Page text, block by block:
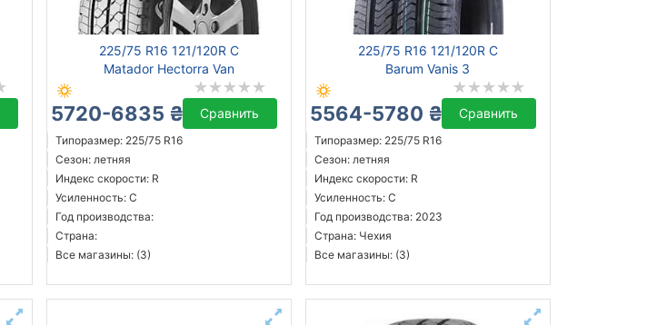
225/75 R16 121/120R C
Matador Hectorra Van
5720-6835 ₴ Сравнить
Типоразмер: 225/75 R16
Сезон: летняя
Индекс скорости: R
Усиленность: C
Год производства:
Страна:
Все магазины: (3)
225/75 R16 121/120R C
Barum Vanis 3
5564-5780 ₴ Сравнить
Типоразмер: 225/75 R16
Сезон: летняя
Индекс скорости: R
Усиленность: C
Год производства: 2023
Страна: Чехия
Все магазины: (3)